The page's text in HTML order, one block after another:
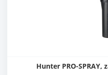
Hunter PRO-SPRAY,